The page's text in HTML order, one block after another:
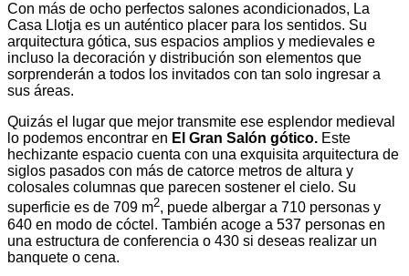
Con más de ocho perfectos salones acondicionados, La
Casa Llotja es un auténtico placer para los sentidos. Su
arquitectura gótica, sus espacios amplios y medievales e
incluso la decoración y distribución son elementos que
sorprenderán a todos los invitados con tan solo ingresar a
sus áreas.
Quizás el lugar que mejor transmite ese esplendor medieval
lo podemos encontrar en El Gran Salón gótico. Este
hechizante espacio cuenta con una exquisita arquitectura de
siglos pasados con más de catorce metros de altura y
colosales columnas que parecen sostener el cielo. Su
superficie es de 709 m2, puede albergar a 710 personas y
640 en modo de cóctel. También acoge a 537 personas en
una estructura de conferencia o 430 si deseas realizar un
banquete o cena.